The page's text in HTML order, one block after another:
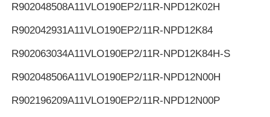
R902048508A11VLO190EP2/11R-NPD12K02H
R902042931A11VLO190EP2/11R-NPD12K84
R902063034A11VLO190EP2/11R-NPD12K84H-S
R902048506A11VLO190EP2/11R-NPD12N00H
R902196209A11VLO190EP2/11R-NPD12N00P